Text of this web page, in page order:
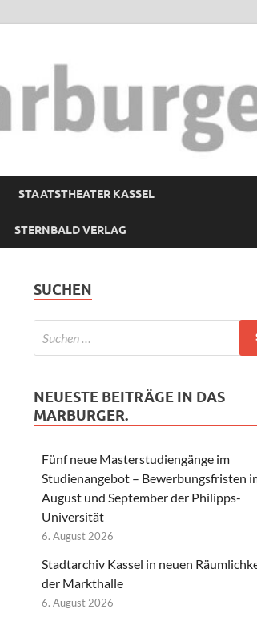
STAATSTHEATER KASSEL
STERNBALD VERLAG
SUCHEN
NEUESTE BEITRÄGE IN DAS
MARBURGER.
Fünf neue Masterstudiengänge im
Studienangebot – Bewerbungsfristen
August und September der Philipps-
Universität
6. August 2026
Stadtarchiv Kassel in neuen
der Markthalle
6. August 2026